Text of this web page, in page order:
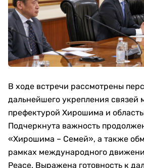
В ходе встречи рассмотрены
дальнейшего укрепления связей
префектурой Хирошима и
Подчеркнута важность
«Хирошима – Семей», а также
рамках международного
Peace. Выражена готовность к